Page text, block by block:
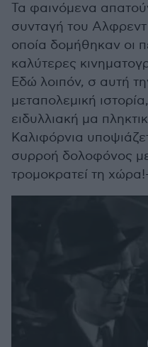
Τα φαινόμενα
συνταγή του
οποία δομήθηκαν οι
καλύτερες
Εδώ λοιπόν, σ αυτή
μεταπολεμική
ειδυλλιακή μα
Καλιφόρνια
συρροή δολοφόνος
τρομοκρατεί τη